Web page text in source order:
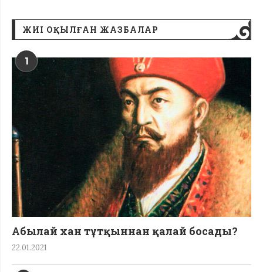
ЖИІ ОҚЫЛҒАН ЖАЗБАЛАР
1
Абылай хан тұтқыннан қалай босады?
22.01.2021